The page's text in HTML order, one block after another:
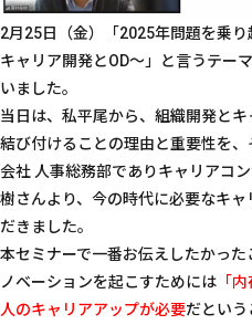
2月25日（金）「2025年問題を乗
キャリア開発とOD～」と言うテー
いました。
当日は、私平尾から、組織開発と
結び付けることの理由と重要性を
会社 人事総務部でありキャリアコ
樹さんより、今の時代に必要なキ
だきました。
本セミナーで一番お伝えしたかっ
ノベーションを起こすためには 「
人のキャリアアップが必要だという